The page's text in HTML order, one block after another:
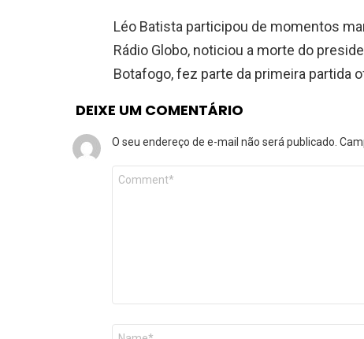
Léo Batista participou de momentos
Rádio Globo, noticiou a morte do
Botafogo, fez parte da primeira partida
DEIXE UM COMENTÁRIO
O seu endereço de e-mail não será publicado.
Comentário
Nome